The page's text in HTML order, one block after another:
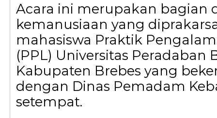
Acara ini merupakan bagian
kemanusiaan yang
mahasiswa Praktik
(PPL) Universitas Peradaban
Kabupaten Brebes yang
dengan Dinas Pemadam
setempat.